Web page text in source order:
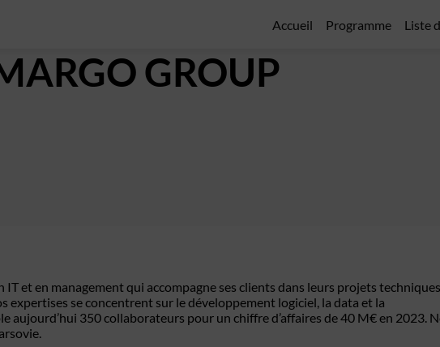
Accueil Programme Liste
GROUP
et en management qui accompagne ses clients dans leurs projets
expertises se concentrent sur le développement logiciel, la data et la
aujourd’hui 350 collaborateurs pour un chiffre d’affaires de 40 M€ en 2023.